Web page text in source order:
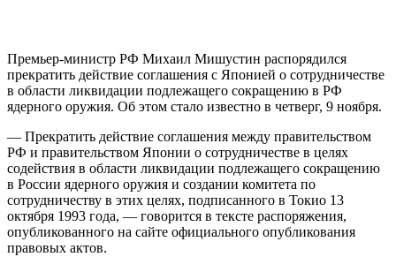
Премьер-министр РФ Михаил Мишустин распорядился
прекратить действие соглашения с Японией о сотрудничестве
в области ликвидации подлежащего сокращению в РФ
ядерного оружия. Об этом стало известно в четверг, 9 ноября.
— Прекратить действие соглашения между правительством
РФ и правительством Японии о сотрудничестве в целях
содействия в области ликвидации подлежащего сокращению
в России ядерного оружия и создании комитета по
сотрудничеству в этих целях, подписанного в Токио 13
октября 1993 года, — говорится в тексте распоряжения,
опубликованного на сайте официального опубликования
правовых актов.